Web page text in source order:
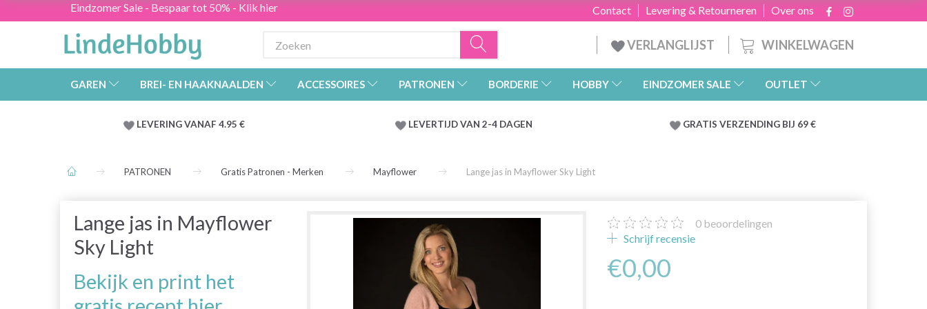
Eindzomer Sale - Bespaar tot 50% - Klik hier Over ons
Levering & Retourneren
Contact
WINKELWAGEN
VERLANGLIJST
GAREN BREI- EN HAAKNAALDEN ACCESSOIRES PATRONEN BORDERIE HOBBY EINDZOMER SALE OUTLET
LEVERING VANAF 4.95 € LEVERTIJD VAN 2-4 DAGEN GRATIS VERZENDING BIJ 69 €
PATRONEN Gratis Patronen - Merken Mayflower Lange jas in Mayflower Sky Light
Lange jas in Mayflower
Sky Light
Bekijk en print het
0 beoordelingen
Schrijf recensie
€0,00